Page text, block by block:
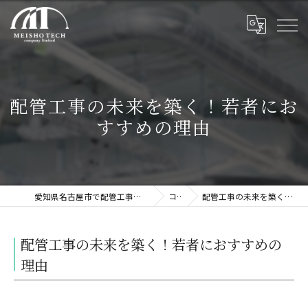
配管工事の未来を築く！若者にお
すすめの理由
愛知県名古屋市で配管工事の求人なら株式会社名翔テック コラム 配管工事の未来を築く！若者におすすめの理由
配管工事の未来を築く！若者におすすめの
理由